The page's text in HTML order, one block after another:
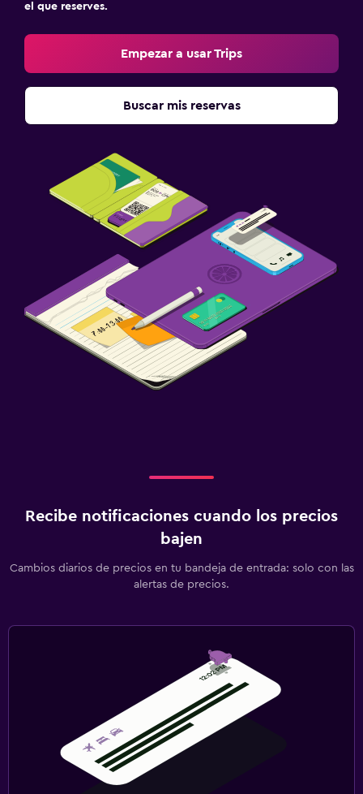
el que reserves.
Empezar a usar Trips
Buscar mis reservas
Recibe notificaciones cuando los precios
bajen
Cambios diarios de precios en tu bandeja de entrada: solo con las
alertas de precios.